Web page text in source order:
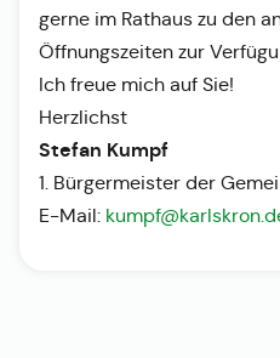
gerne im Rathaus zu den
Öffnungszeiten zur
Ich freue mich auf Sie!
Herzlichst
Stefan Kumpf
1. Bürgermeister der
E-Mail: